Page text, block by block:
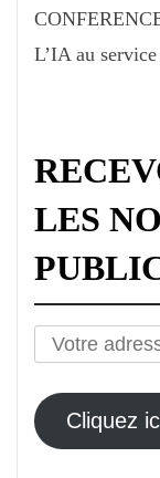
L’IA au
LES
Votre
électronique
Cliquez